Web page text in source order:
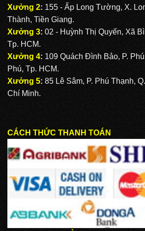
Xưởng 2: 155 - Ấp Long Tường, X.
Thành, Tiền Giang.
Xưởng 3: 02 - Huỳnh Thị Quyến, Xã
Tp. HCM.
Xưởng 4: 109 Quách Đình Bảo, P.
Phú, Tp. HCM.
Xưởng 5: 85 Lê Sâm, P. Phú Thạnh,
Chí Minh.
CÁCH THỨC THANH TOÁN